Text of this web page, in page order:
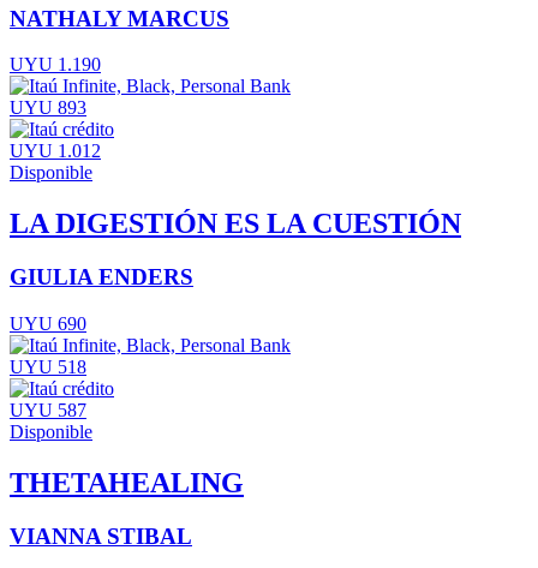
NATHALY MARCUS
UYU 1.190
UYU 893
UYU 1.012
Disponible
LA DIGESTIÓN ES LA CUESTIÓN
GIULIA ENDERS
UYU 690
UYU 518
UYU 587
Disponible
THETAHEALING
VIANNA STIBAL